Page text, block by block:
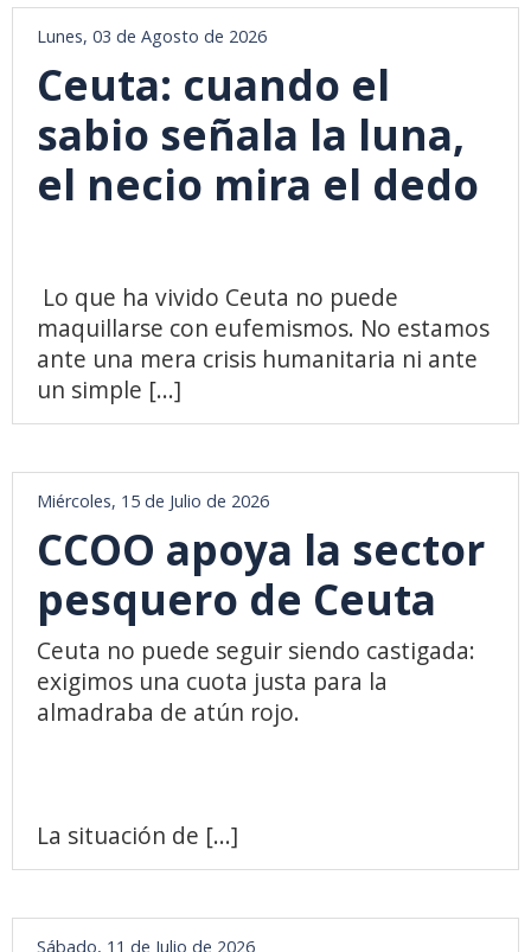
Lunes, 03 de Agosto de 2026
Ceuta: cuando el
sabio señala la luna,
el necio mira el dedo
Lo que ha vivido Ceuta no puede
maquillarse con eufemismos. No estamos
ante una mera crisis humanitaria ni ante
un simple [...]
Miércoles, 15 de Julio de 2026
CCOO apoya la sector
pesquero de Ceuta
Ceuta no puede seguir siendo castigada:
exigimos una cuota justa para la
almadraba de atún rojo.
La situación de [...]
Sábado, 11 de Julio de 2026